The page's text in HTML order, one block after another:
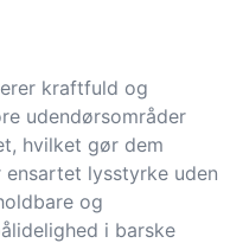
kraftfuld og
udendørsområder
hvilket gør dem
lysstyrke uden
og
i barske